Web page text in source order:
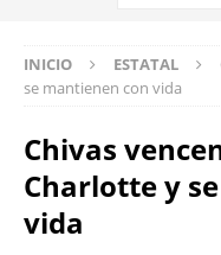
INICIO ESTATAL
se mantienen con vida
Chivas
Charlotte y
vida